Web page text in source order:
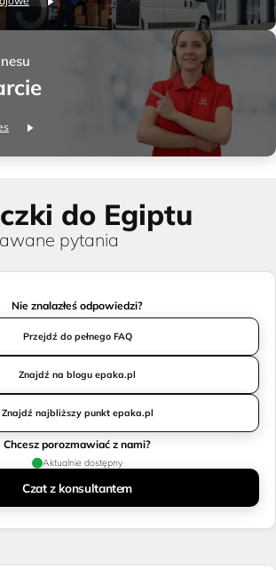
do Egiptu
pytania
Nie znalazłeś odpowiedzi?
Przejdź do pełnego FAQ
Znajdź na blogu epaka.pl
Znajdź najbliższy punkt epaka.pl
Chcesz porozmawiać z nami?
Aktualnie dostępny
Czat z konsultantem